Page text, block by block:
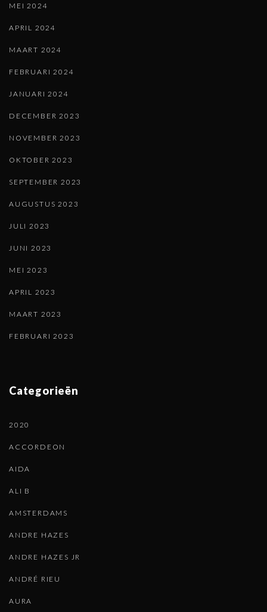
MEI 2024
APRIL 2024
MAART 2024
FEBRUARI 2024
JANUARI 2024
DECEMBER 2023
NOVEMBER 2023
OKTOBER 2023
SEPTEMBER 2023
AUGUSTUS 2023
JULI 2023
JUNI 2023
MEI 2023
APRIL 2023
MAART 2023
FEBRUARI 2023
Categorieën
2020
ACCORDEON
AIDA
ALI B
AMSTERDAMS
ANDRE HAZES
ANDRE HAZES JR
ANDRÉ RIEU
AURA